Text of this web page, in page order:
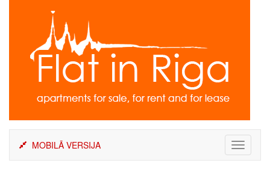
Toggle
MOBILĀ VERSIJA